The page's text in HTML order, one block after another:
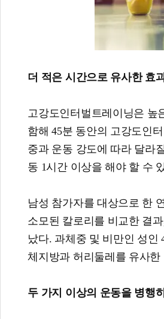
더 적은 시간으로 유사한 효
고강도인터벌트레이닝은 높
함해 45분 동안의 고강도인
중과 운동 강도에 따라 달라
동 1시간 이상을 해야 할 수
남성 참가자를 대상으로 한
소모된 칼로리를 비교한 결
났다. 과체중 및 비만인 성인
체지방과 허리둘레를 유사
두 가지 이상의 운동을 병행